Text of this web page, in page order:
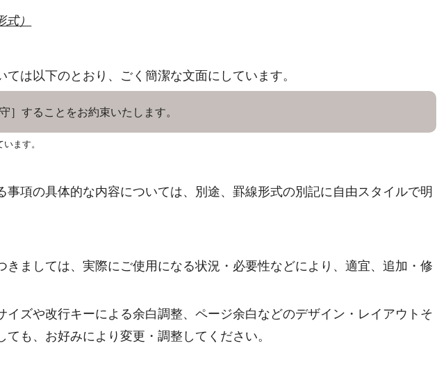
）
は以下のとおり、ごく簡潔な文面にしています。
］することをお約束いたします。
ます。
事項の具体的な内容については、別途、罫線形式の別記に自由スタイルで明
きましては、実際にご使用になる状況・必要性などにより、適宜、追加・修
イズや改行キーによる余白調整、ページ余白などのデザイン・レイアウトそ
も、お好みにより変更・調整してください。